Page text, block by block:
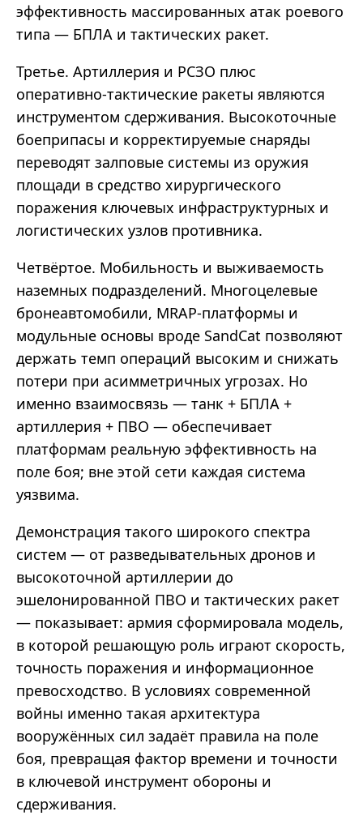
эффективность массированных атак роевого
типа — БПЛА и тактических ракет.
Третье. Артиллерия и РСЗО плюс
оперативно-тактические ракеты являются
инструментом сдерживания. Высокоточные
боеприпасы и корректируемые снаряды
переводят залповые системы из оружия
площади в средство хирургического
поражения ключевых инфраструктурных и
логистических узлов противника.
Четвёртое. Мобильность и выживаемость
наземных подразделений. Многоцелевые
бронеавтомобили, MRAP-платформы и
модульные основы вроде SandCat позволяют
держать темп операций высоким и снижать
потери при асимметричных угрозах. Но
именно взаимосвязь — танк + БПЛА +
артиллерия + ПВО — обеспечивает
платформам реальную эффективность на
поле боя; вне этой сети каждая система
уязвима.
Демонстрация такого широкого спектра
систем — от разведывательных дронов и
высокоточной артиллерии до
эшелонированной ПВО и тактических ракет
— показывает: армия сформировала модель,
в которой решающую роль играют скорость,
точность поражения и информационное
превосходство. В условиях современной
войны именно такая архитектура
вооружённых сил задаёт правила на поле
боя, превращая фактор времени и точности
в ключевой инструмент обороны и
сдерживания.